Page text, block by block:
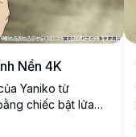
Nền 4K
Yaniko từ
chiếc bật lửa